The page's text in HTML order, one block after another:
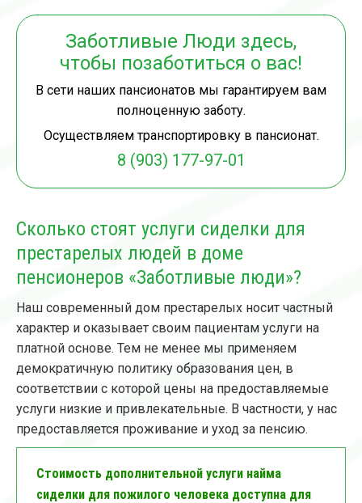
Заботливые Люди здесь,
чтобы позаботиться о вас!
В сети наших пансионатов мы гарантируем вам
полноценную заботу.
Осуществляем транспортировку в пансионат.
8 (903) 177-97-01
Сколько стоят услуги сиделки для
престарелых людей в доме
пенсионеров «Заботливые люди»?
Наш современный дом престарелых носит частный
характер и оказывает своим пациентам услуги на
платной основе. Тем не менее мы применяем
демократичную политику образования цен, в
соответствии с которой цены на предоставляемые
услуги низкие и привлекательные. В частности, у нас
предоставляется проживание и уход за пенсию.
Стоимость дополнительной услуги найма
сиделки для пожилого человека доступна для